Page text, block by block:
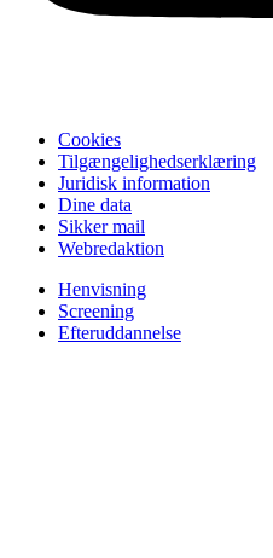
Cookies
Tilgængelighedserklæring
Juridisk information
Dine data
Sikker mail
Webredaktion
Henvisning
Screening
Efteruddannelse